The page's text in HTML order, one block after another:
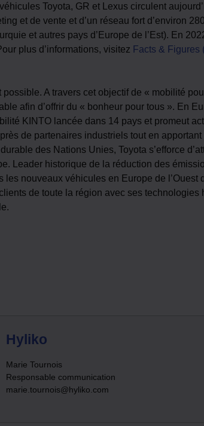
Toyota, GR et Lexus circulent
et de vente et d’un réseau fort d’environ
et autres pays d’Europe de l’Est). En
plus d’informations, visitez Facts & Figures
A travers cet objectif de « mobilité
afin d’offrir du « bonheur pour tous ». En
KINTO lancée dans 14 pays et promeut
de partenaires industriels tout en
des Nations Unies, Toyota s’efforce
Leader historique de la réduction des
nouveaux véhicules en Europe de l’Ouest
de toute la région avec ses technologies
Hyliko
Marie Tournois
Responsable communication
marie.tournois@hyliko.com